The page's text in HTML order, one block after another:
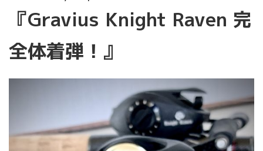
『Gravius Knight Raven 完
全体着弾！』